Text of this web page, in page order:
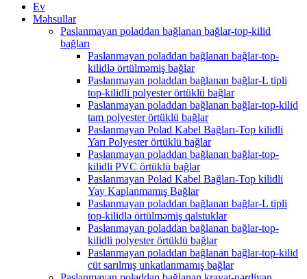
Ev
Məhsullar
Paslanmayan poladdan bağlanan bağlar-top-kilid
bağları
Paslanmayan poladdan bağlanan bağlar-top-
kilidlə örtülməmiş bağlar
Paslanmayan poladdan bağlanan bağlar-L tipli
top-kilidli polyester örtüklü bağlar
Paslanmayan poladdan bağlanan bağlar-top-kilid
tam polyester örtüklü bağlar
Paslanmayan Polad Kabel Bağları-Top kilidli
Yarı Polyester örtüklü bağlar
Paslanmayan poladdan bağlanan bağlar-top-
kilidli PVC örtüklü bağlar
Paslanmayan Polad Kabel Bağları-Top kilidli
Yay Kaplanmamış Bağlar
Paslanmayan poladdan bağlanan bağlar-L tipli
top-kilidlə örtülməmiş qalstuklar
Paslanmayan poladdan bağlanan bağlar-top-
kilidli polyester örtüklü bağlar
Paslanmayan poladdan bağlanan bağlar-top-kilid
cüt sarılmış unkatlanmamış bağlar